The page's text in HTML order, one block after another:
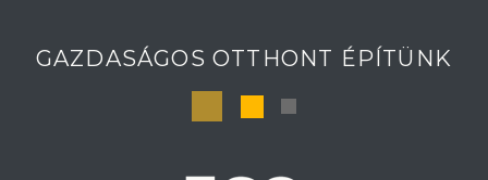
GAZDASÁGOS OTTHONT ÉPÍTÜNK